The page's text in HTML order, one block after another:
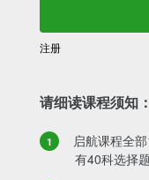
注册
请细读课程须知：
启航课程全
有40科选择题